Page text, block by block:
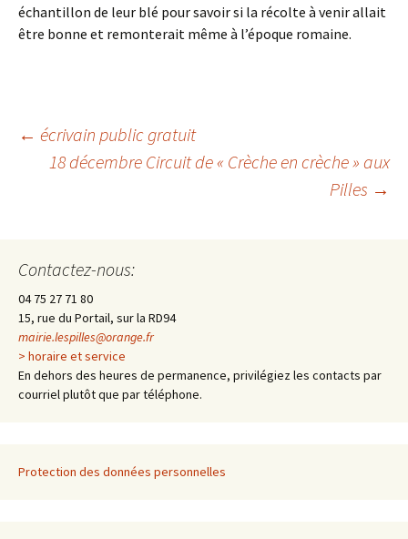
échantillon de leur blé pour savoir si la récolte à venir allait
être bonne et remonterait même à l’époque romaine.
Navigation
articles
← écrivain public gratuit
18 décembre Circuit de « Crèche en crèche » aux
Pilles →
Contactez-nous:
04 75 27 71 80
15, rue du Portail, sur la RD94
mairie.lespilles@orange.fr
> horaire et service
En dehors des heures de permanence, privilégiez les contacts par
courriel plutôt que par téléphone.
Protection des données personnelles